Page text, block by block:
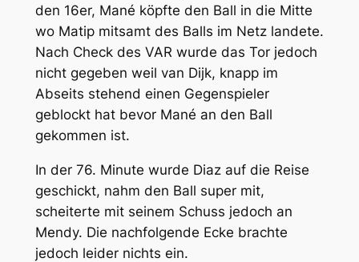
den 16er, Mané köpfte den Ball in die Mitte
wo Matip mitsamt des Balls im Netz landete.
Nach Check des VAR wurde das Tor jedoch
nicht gegeben weil van Dijk, knapp im
Abseits stehend einen Gegenspieler
geblockt hat bevor Mané an den Ball
gekommen ist.
In der 76. Minute wurde Diaz auf die Reise
geschickt, nahm den Ball super mit,
scheiterte mit seinem Schuss jedoch an
Mendy. Die nachfolgende Ecke brachte
jedoch leider nichts ein.